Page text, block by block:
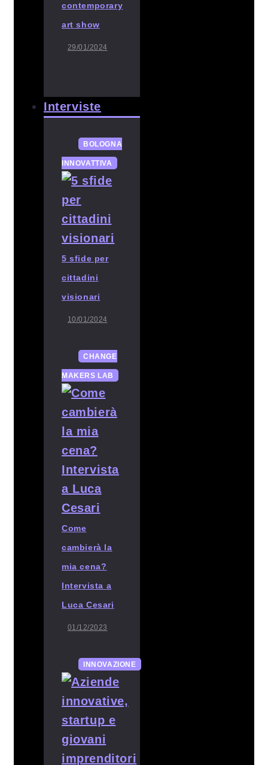
contemporary
art show
29/01/2024
Interviste
BOLOGNA
INNOVATTIVA
5 sfide per
cittadini
visionari
10/01/2024
CHANGE
MAKERS LAB
Come
cambierà la
mia cena?
Intervista a
Luca Cesari
01/12/2023
INNOVAZIONE